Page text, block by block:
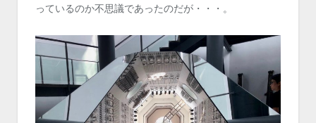
っているのか不思議であったのだが・・・。